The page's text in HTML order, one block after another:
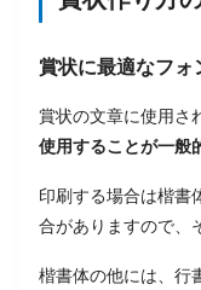
賞状に最適なフォ
賞状の文章に使用さ
使用することが一般
印刷する場合は楷書
合がありますので、
楷書体の他には、行